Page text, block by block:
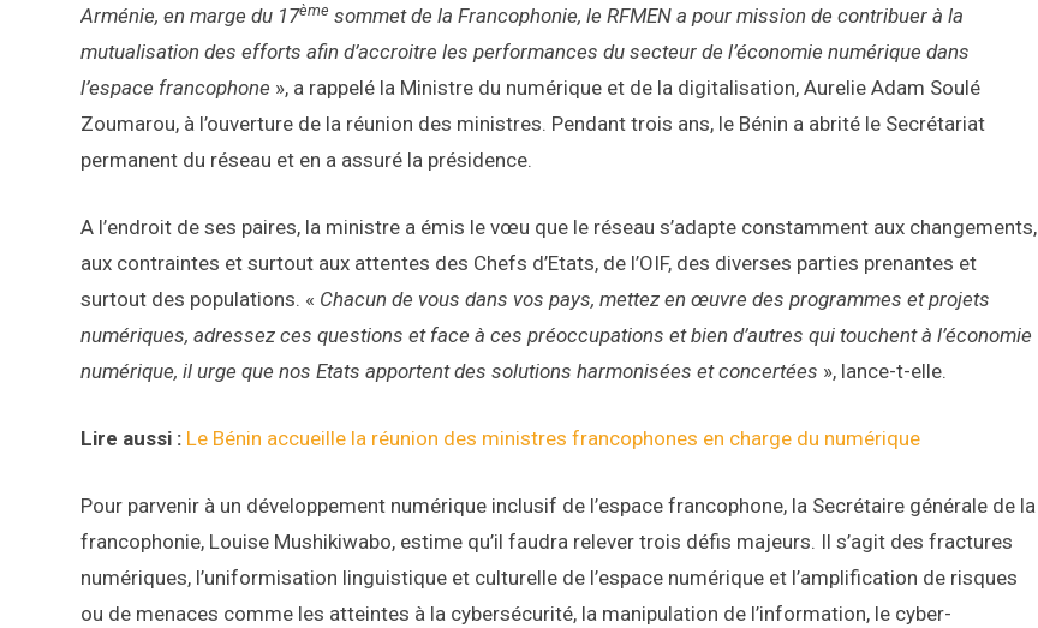
Arménie, en marge du 17ème sommet de la Francophonie, le RFMEN a pour mission de contribuer à la
mutualisation des efforts afin d’accroitre les performances du secteur de l’économie numérique dans
l’espace francophone », a rappelé la Ministre du numérique et de la digitalisation, Aurelie Adam Soulé
Zoumarou, à l’ouverture de la réunion des ministres. Pendant trois ans, le Bénin a abrité le Secrétariat
permanent du réseau et en a assuré la présidence.
A l’endroit de ses paires, la ministre a émis le vœu que le réseau s’adapte constamment aux changements,
aux contraintes et surtout aux attentes des Chefs d’Etats, de l’OIF, des diverses parties prenantes et
surtout des populations. « Chacun de vous dans vos pays, mettez en œuvre des programmes et projets
numériques, adressez ces questions et face à ces préoccupations et bien d’autres qui touchent à l’économie
numérique, il urge que nos Etats apportent des solutions harmonisées et concertées », lance-t-elle.
Lire aussi : Le Bénin accueille la réunion des ministres francophones en charge du numérique
Pour parvenir à un développement numérique inclusif de l’espace francophone, la Secrétaire générale de la
francophonie, Louise Mushikiwabo, estime qu’il faudra relever trois défis majeurs. Il s’agit des fractures
numériques, l’uniformisation linguistique et culturelle de l’espace numérique et l’amplification de risques
ou de menaces comme les atteintes à la cybersécurité, la manipulation de l’information, le cyber-